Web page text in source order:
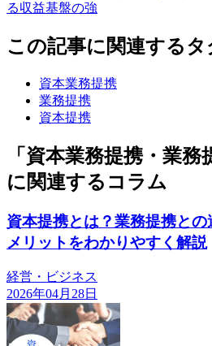
る収益基盤の強
この記事に関連するタ
資本業務提携
業務提携
資本提携
「資本業務提携・業務
に関連するコラム
資本提携とは？業務提携と
メリットをわかりやすく解説
経営・ビジネス
2026年04月28日